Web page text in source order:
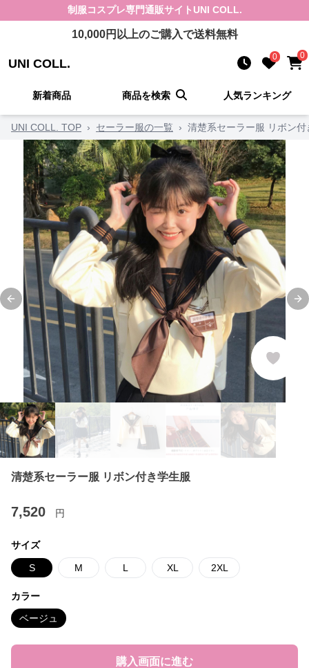
制服コスプレ専門通販サイト UNI COLL.
10,000円以上のご購入で送料無料
UNI COLL. 0 0
新着商品 商品を検索 人気ランキング
UNI COLL. TOP › セーラー服の一覧 › 清楚系セーラー服 リボン付
Previous slide
清楚系セーラー服 リボン付き学生服
7,520 円
サイズ
S M L XL 2XL
カラー
ベージュ
購入画面に進む